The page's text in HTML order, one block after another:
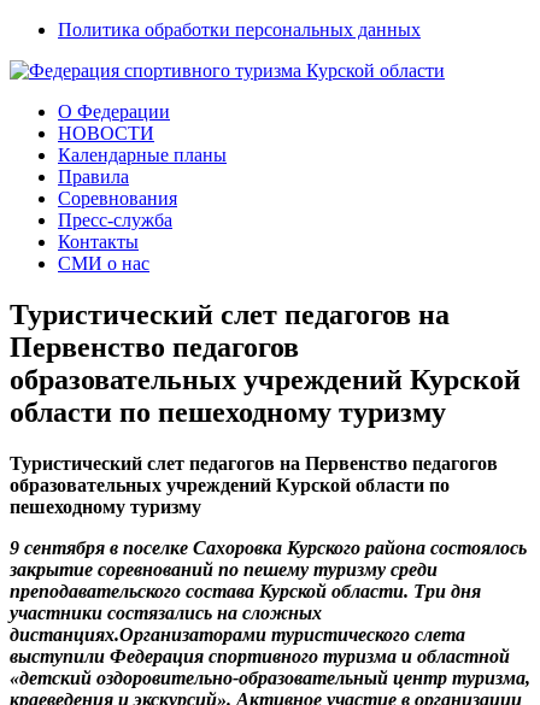
Политика обработки персональных данных
О Федерации
НОВОСТИ
Календарные планы
Правила
Соревнования
Пресс-служба
Контакты
СМИ о нас
Туристический слет педагогов на
Первенство педагогов
образовательных учреждений Курской
области по пешеходному туризму
Туристический слет педагогов на Первенство педагогов
образовательных учреждений Курской области по
пешеходному туризму
9 сентября в поселке Сахоровка Курского района состоялось
закрытие соревнований по пешему туризму среди
преподавательского состава Курской области. Три дня
участники состязались на сложных
дистанциях.Организаторами туристического слета
выступили Федерация спортивного туризма и областной
«детский оздоровительно-образовательный центр туризма,
краеведения и экскурсий». Активное участие в организации